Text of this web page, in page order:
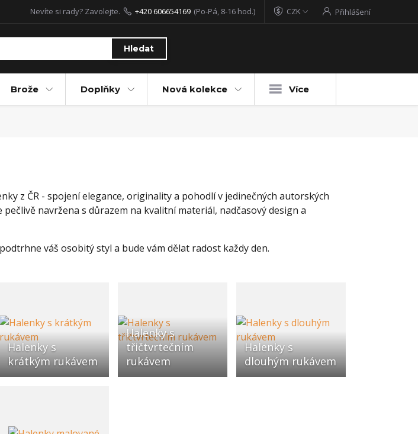
CZK Přihlášení
Hledat
Nevíte si rady? Zavolejte. +420 606654169 (Po-Pá, 8-16 hod.)
Brože Doplňky Nová kolekce Více
z ČR - spojení elegance, originality a pohodlí v jedinečných autorských
pečlivě navržena s důrazem na kvalitní materiál, nadčasový design a
váš osobitý styl a bude vám dělat radost každy den.
Halenky s
krátkým rukávem
Halenky s
třičtvrtečním
rukávem
Halenky s
dlouhým rukávem